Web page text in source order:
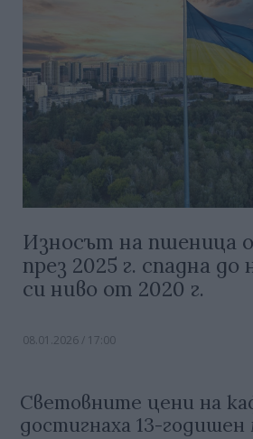
Износът на пшеница
през 2025 г. спадна
си ниво от 2020 г.
08.01.2026 / 17:00
Световните цени на
достигнаха 13-